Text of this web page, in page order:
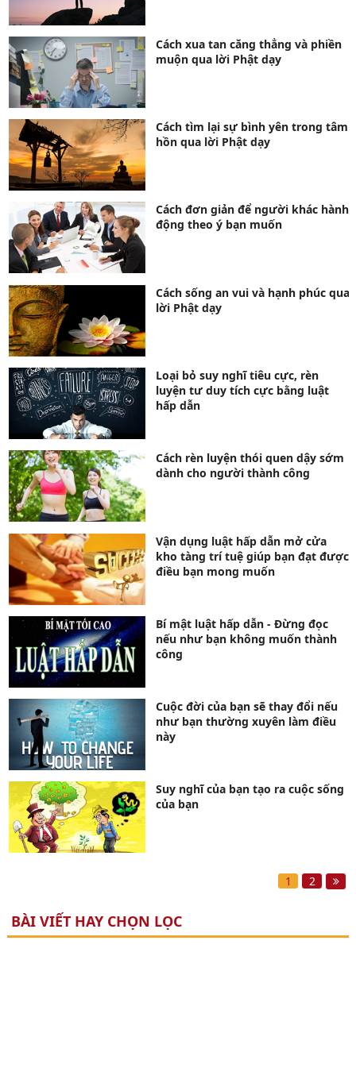
Cách xua tan căng thẳng và phiền
muộn qua lời Phật dạy
Cách tìm lại sự bình yên trong tâm
hồn qua lời Phật dạy
Cách đơn giản để người khác hành
động theo ý bạn muốn
Cách sống an vui và hạnh phúc qua
lời Phật dạy
Loại bỏ suy nghĩ tiêu cực, rèn
luyện tư duy tích cực bằng luật
hấp dẫn
Cách rèn luyện thói quen dậy sớm
dành cho người thành công
Vận dụng luật hấp dẫn mở cửa
kho tàng trí tuệ giúp bạn đạt được
điều bạn mong muốn
Bí mật luật hấp dẫn - Đừng đọc
nếu như bạn không muốn thành
công
Cuộc đời của bạn sẽ thay đổi nếu
như bạn thường xuyên làm điều
này
Suy nghĩ của bạn tạo ra cuộc sống
của bạn
1 2
BÀI VIẾT HAY CHỌN LỌC